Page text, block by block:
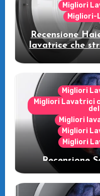
Migliori
Recensione
lavatrice che
Migliori
Migliori Lavatrici
Migliori
Migliori
Migliori
Recensione
intelligente